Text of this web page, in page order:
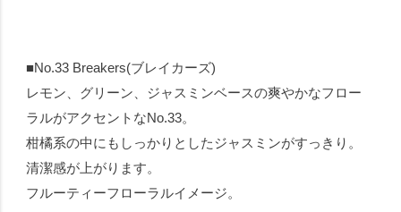
■No.33 Breakers(ブレイカーズ)
レモン、グリーン、ジャスミンベースの爽やかなフロー
ラルがアクセントなNo.33。
柑橘系の中にもしっかりとしたジャスミンがすっきり。
清潔感が上がります。
フルーティーフローラルイメージ。